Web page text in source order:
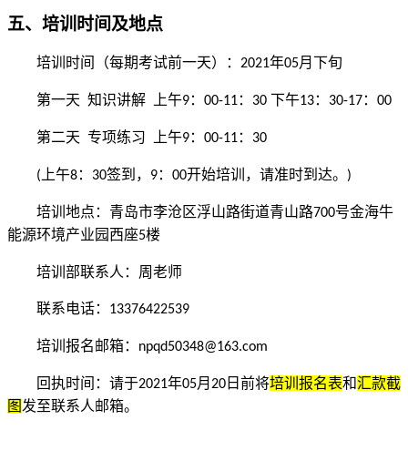
五、培训时间及地点
培训时间（每期考试前一天）： 2021年05月 下旬
第一天 知识讲解 上午9： 00-11： 30 下午13： 30-17： 00
第二天 专项练习 上午9： 00-11： 30
( 上午8： 30签到， 9： 00开始培训 ，请准时到达。 )
培训地点：青岛市李沧区浮山路街道青山路700号金海牛
能源环境产业园西座5楼
培训部联系人： 周老师
联系电话： 13376422539
培训报名邮箱： npqd50348@163.com
回执时间：请于2021年05月 20 日前将培训报名表和汇款截
图 发至联系人邮箱。